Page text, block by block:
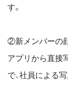
す。
②新メンバーの
アプリから直接
で、社員による